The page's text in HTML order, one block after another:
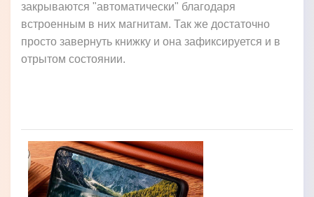
закрываются "автоматически" благодаря
встроенным в них магнитам. Так же достаточно
просто завернуть книжку и она зафиксируется и в
отрытом состоянии.